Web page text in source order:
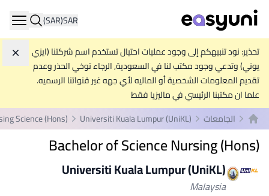
SAR
(SAR)
تحذير: نود تنبيهكم إلى وجود عمليات احتيال تستخدم اسم شركتنا (ايزي
يوني) وتدعي وجود مكتب لنا في السعودية, الرجاء توخي الحذر وعدم
تقديم المعلومات الشخصية أو الماليه لأي جهه غير قنواتنا الرسميه.
علما ان مكتبنا الرئيسي في ماليزيا فقط
الصفحة الرئيسية
الجامعات Universiti Kuala Lumpur (UniKL)
Science (Hons)
Bachelor of Science Nursing (Hons)
Universiti Kuala Lumpur (UniKL)
Malaysia